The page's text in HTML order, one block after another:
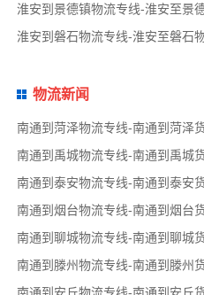
淮安到景德镇物流专线-淮安至景
淮安到磐石物流专线-淮安至磐石
物流新闻
南通到菏泽物流专线-南通到菏泽
南通到禹城物流专线-南通到禹城
南通到泰安物流专线-南通到泰安
南通到烟台物流专线-南通到烟台
南通到聊城物流专线-南通到聊城
南通到滕州物流专线-南通到滕州
南通到安丘物流专线-南通到安丘